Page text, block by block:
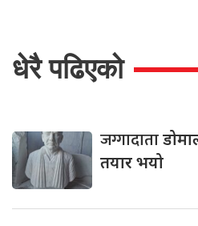
धेरै पढिएको
जग्गादाता
तयार भयो